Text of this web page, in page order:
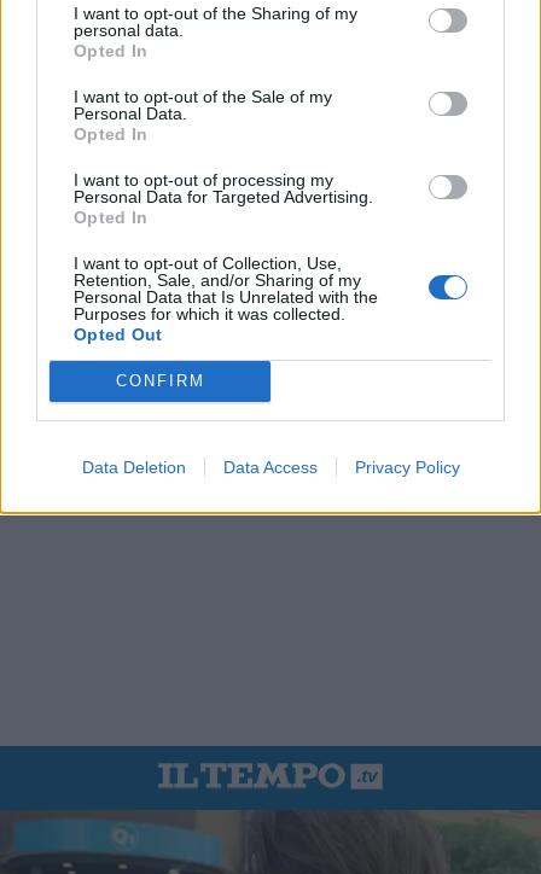
I want to opt-out of the Sharing of my
personal data.
Opted In
I want to opt-out of the Sale of my
Personal Data.
Opted In
I want to opt-out of processing my
Personal Data for Targeted Advertising.
Opted In
I want to opt-out of Collection, Use,
Retention, Sale, and/or Sharing of my
Personal Data that Is Unrelated with the
Purposes for which it was collected.
Opted Out
CONFIRM
Data Deletion Data Access Privacy Policy